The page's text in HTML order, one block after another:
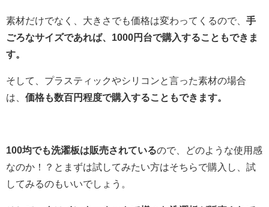
素材だけでなく、大きさでも価格は変わってくるので、 手
ごろなサイズであれば、1000円台で購入することもできま
す。
そして、プラスティックやシリコンと言った素材の場合
は、 価格も数百円程度で購入することもできます。
100均でも洗濯板は販売されているので、どのような使用感
なのか！？とまずは試してみたい方はそちらで購入し、試
してみるのもいいでしょう。